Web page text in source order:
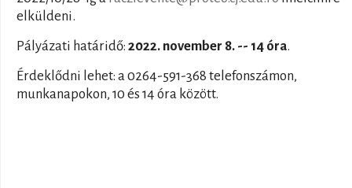
elküldeni.
Pályázati határidő: 2022. november 8. -- 14 óra.
Érdeklődni lehet: a 0264-591-368 telefonszámon,
munkanapokon, 10 és 14 óra között.